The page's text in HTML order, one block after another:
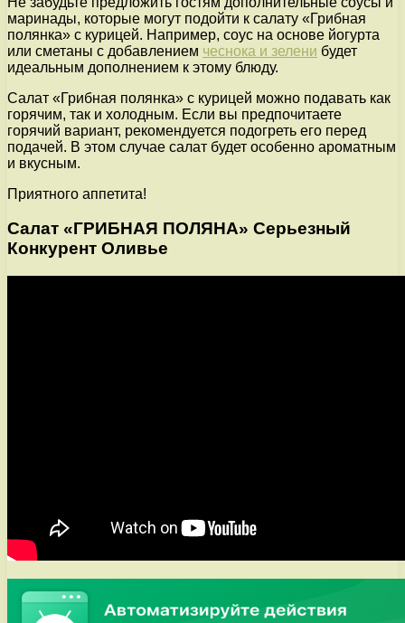
маринады, которые могут подойти к салату «Грибная
полянка» с курицей. Например, соус на основе йогурта
или сметаны с добавлением чеснока и зелени будет
идеальным дополнением к этому блюду.
Салат «Грибная полянка» с курицей можно подавать как
горячим, так и холодным. Если вы предпочитаете
горячий вариант, рекомендуется подогреть его перед
подачей. В этом случае салат будет особенно ароматным
и вкусным.
Приятного аппетита!
Салат «ГРИБНАЯ ПОЛЯНА» Серьезный
Конкурент Оливье